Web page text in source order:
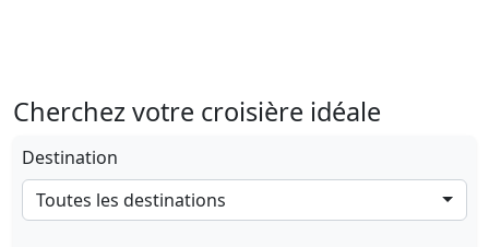
Cherchez votre croisière idéale
Destination
Toutes les destinations